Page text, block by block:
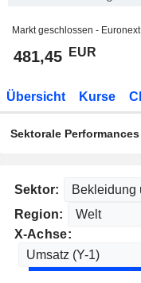
Markt geschlossen -
481,45 EUR
Übersicht Kurse
Sektorale Performances
Sektor:
Region:
X-Achse: